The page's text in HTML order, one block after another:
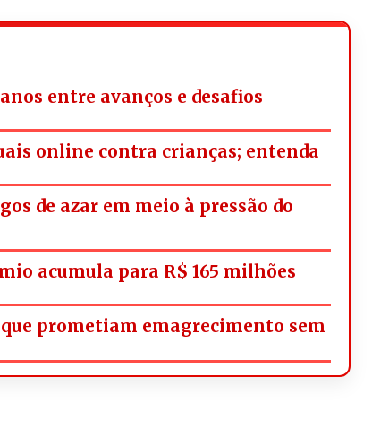
entre avanços e desafios
online contra crianças; entenda
de azar em meio à pressão do
acumula para R$ 165 milhões
prometiam emagrecimento sem